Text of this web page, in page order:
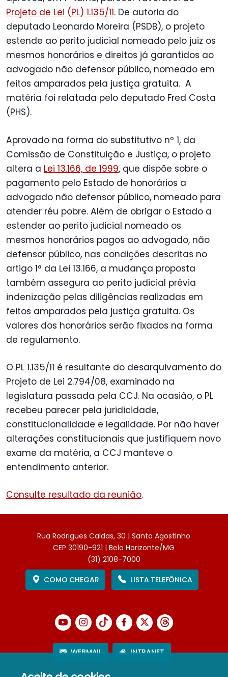
Projeto de Lei (PL) 1.135/11. De autoria do
deputado Leonardo Moreira (PSDB), o projeto
estende ao perito judicial nomeado pelo juiz os
mesmos honorários e direitos já garantidos ao
advogado não defensor público, nomeado em
feitos amparados pela justiça gratuita. A
matéria foi relatada pelo deputado Fred Costa
(PHS).
Aprovado na forma do substitutivo nº 1, da
Comissão de Constituição e Justiça, o projeto
altera a Lei 13.166, de 1999, que dispõe sobre o
pagamento pelo Estado de honorários a
advogado não defensor público, nomeado para
atender réu pobre. Além de obrigar o Estado a
estender ao perito judicial nomeado os
mesmos honorários pagos ao advogado, não
defensor público, nas condições descritas no
artigo 1° da Lei 13.166, a mudança proposta
também assegura ao perito judicial prévia
indenização pelas diligências realizadas em
feitos amparados pela justiça gratuita. Os
valores dos honorários serão fixados na forma
de regulamento.
O PL 1.135/11 é resultante do desarquivamento do
Projeto de Lei 2.794/08, examinado na
legislatura passada pela CCJ. Na ocasião, o PL
recebeu parecer pela juridicidade,
constitucionalidade e legalidade. Por não haver
alterações constitucionais que justifiquem novo
exame da matéria, a CCJ manteve o
entendimento anterior.
Consulte resultado da reunião.
Rua Rodrigues Caldas, 30 | Santo Agostinho
CEP 30190-921 | Belo Horizonte/MG
(31) 2108-7000
COMO CHEGAR
LISTA TELEFÔNICA
WEBMAIL INTRANET